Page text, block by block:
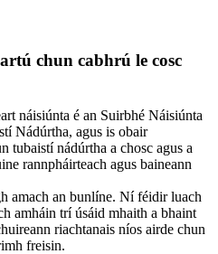
chun cabhrú le cosc
náisiúnta é an Suirbhé Náisiúnta
Nádúrtha, agus is obair
tubaistí nádúrtha a chosc agus a
rannpháirteach agus baineann
amach an bunlíne. Ní féidir luach
amháin trí úsáid mhaith a bhaint
riachtanais níos airde chun
freisin.